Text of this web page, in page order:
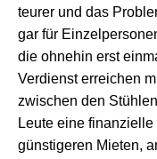
teurer und das
gar für
die ohnehin erst
Verdienst erreichen
zwischen den
Leute eine
günstigeren Mieten,